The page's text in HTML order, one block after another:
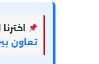
تعاون